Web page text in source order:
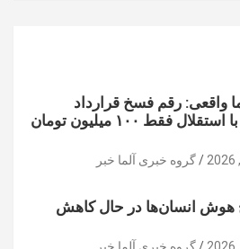
واقعی: رقم فسخ قرارداد
رضائیان با استقلال فقط ۱۰۰ میلیون تومان
گروه خبری آلما خبر
هوش انسان‌ها در حال کاهش